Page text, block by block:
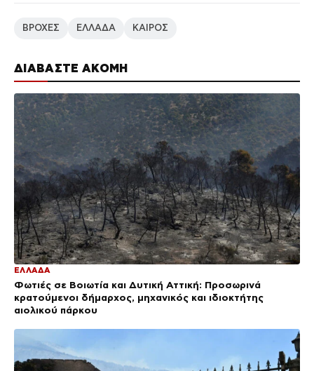
ΔΙΑΒΑΣΤΕ ΑΚΟΜΗ
ΕΛΛΑΔΑ
Φωτιές σε Βοιωτία και Δυτική Αττική: Προσωρινά
κρατούμενοι δήμαρχος, μηχανικός και ιδιοκτήτης
αιολικού πάρκου
ΒΡΟΧΕΣ ΕΛΛΑΔΑ ΚΑΙΡΟΣ